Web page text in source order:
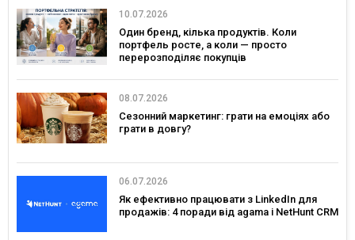
10.07.2026
Один бренд, кілька продуктів. Коли
портфель росте, а коли — просто
перерозподіляє покупців
08.07.2026
Сезонний маркетинг: грати на емоціях або
грати в довгу?
06.07.2026
Як ефективно працювати з LinkedIn для
продажів: 4 поради від agama і NetHunt CRM